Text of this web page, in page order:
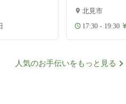
北見市
17:30 - 19:30
人気のお手伝いをもっと見る